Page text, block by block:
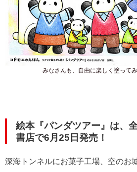
みなさんも、自由に楽しく塗って
絵本『パンダツアー』は、
書店で6月25日発売！
深海トンネルにお菓子工場、空の